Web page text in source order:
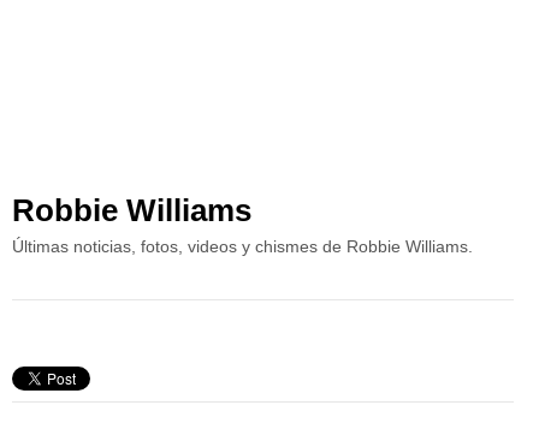
Robbie Williams
Últimas noticias, fotos, videos y chismes de Robbie Williams.